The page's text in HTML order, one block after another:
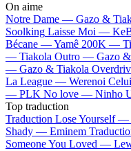
On aime
Notre Dame — Gazo &
Soolking Laisse Moi —
Bécane —Yamê 200K —
— Tiakola Outro — Gazo
— Gazo & Tiakola
La League — Werenoi
— PLK No love — Ninho
Top traduction
Traduction Lose Yourself —
Shady — Eminem
Someone You Loved —